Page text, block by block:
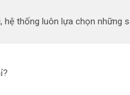
hệ thống luôn lựa chọn